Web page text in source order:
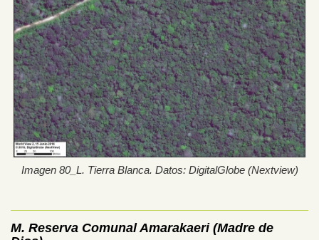
Imagen 80_L. Tierra Blanca. Datos: DigitalGlobe (Nextview)
M. Reserva Comunal Amarakaeri (Madre de